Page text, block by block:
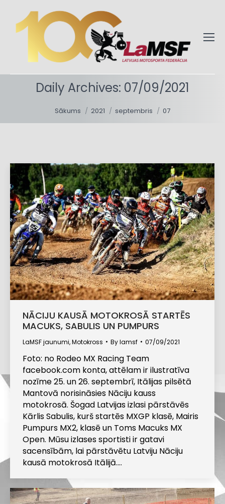
Daily Archives: 07/09/2021
Sākums 2021 septembris 07
NĀCIJU KAUSĀ MOTOKROSĀ STARTĒS
MACUKS, SABULIS UN PUMPURS
LaMSF jaunumi,Motokross Bylamsf 07/09/2021
Foto: no Rodeo MX Racing Team
facebook.com konta, attēlam ir ilustratīva
nozīme 25. un 26. septembrī, Itālijas pilsētā
Mantovā norisināsies Nāciju kauss
motokrosā. Šogad Latvijas izlasi pārstāvēs
Kārlis Sabulis, kurš startēs MXGP klasē, Mairis
Pumpurs MX2, klasē un Toms Macuks MX
Open. Mūsu izlases sportisti ir gatavi
sacensībām, lai pārstāvētu Latviju Nāciju
kausā motokrosā Itālijā.…